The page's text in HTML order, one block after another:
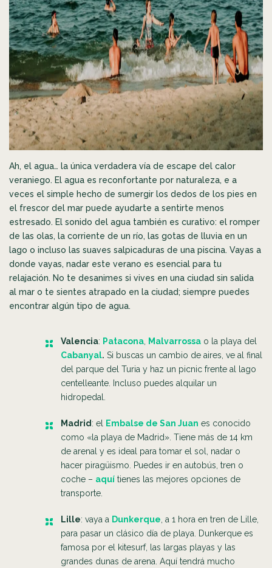
Ah, el agua… la única verdadera vía de escape del calor
veraniego. El agua es reconfortante por naturaleza, e a
veces el simple hecho de sumergir los dedos de los pies en
el frescor del mar puede ayudarte a sentirte menos
estresado. El sonido del agua también es curativo: el romper
de las olas, la corriente de un río, las gotas de lluvia en un
lago o incluso las suaves salpicaduras de una piscina. Vayas a
donde vayas, nadar este verano es esencial para tu
relajación. No te desanimes si vives en una ciudad sin salida
al mar o te sientes atrapado en la ciudad; siempre puedes
encontrar algún tipo de agua.
Valencia: Patacona Malvarrossa o la playa del
Cabanyal. Si buscas un cambio de aires, ve al final
del parque del Turia y haz un picnic frente al lago
centelleante. Incluso puedes alquilar un
hidropedal.
Madrid : el Embalse de San Juan es conocido
como «la playa de Madrid». Tiene más de 14 km
de arenal y es ideal para tomar el sol, nadar o
hacer piragüismo. Puedes ir en autobús, tren o
coche – aquí tienes las mejores opciones de
transporte.
Lille: vaya a Dunkerque , a 1 hora en tren de Lille,
para pasar un clásico día de playa. Dunkerque es
famosa por el kitesurf, las largas playas y las
grandes dunas de arena. Aquí tendrá mucho